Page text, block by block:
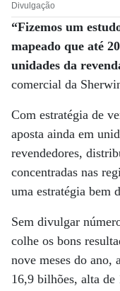
Divulgação
“Fizemos um
mapeado que até
unidades da
comercial da
Com estratégia de
aposta ainda em
revendedores,
concentradas nas
uma estratégia bem
Sem divulgar
colhe os bons
nove meses do ano,
16,9 bilhões, alta de